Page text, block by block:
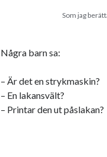
Som jag
Några barn sa:
– Är det en strykmaskin?
– En lakansvält?
– Printar den ut påslakan?